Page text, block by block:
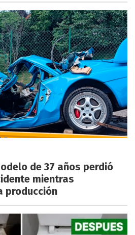
de 37 años perdió
mientras
producción